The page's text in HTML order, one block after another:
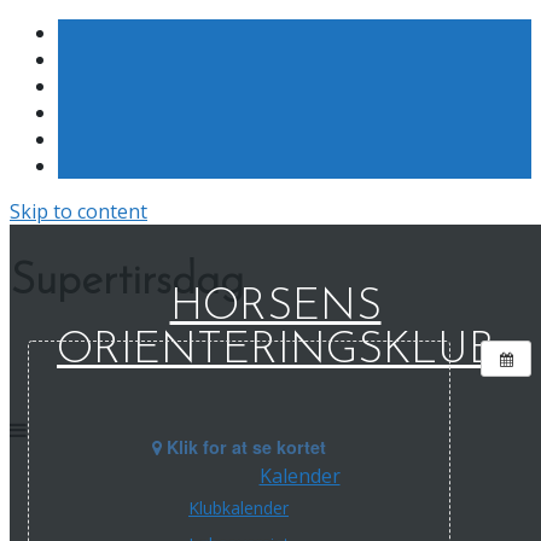
Skip to content
HORSENS
ORIENTERINGSKLUB
Kalender
Klubkalender
Supertirsdag
Klik for at se kortet